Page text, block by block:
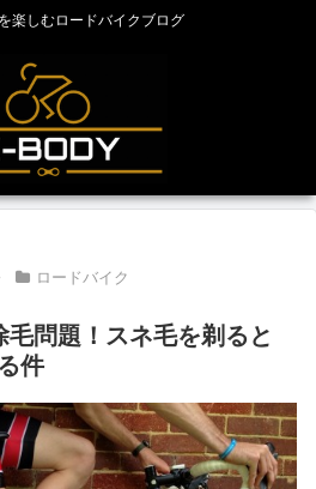
楽しむロードバイクブログ
ロードバイク
毛問題！スネ毛を剃ると
件